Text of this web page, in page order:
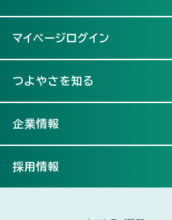
マイページログイン
つよやさを知る
企業情報
採用情報